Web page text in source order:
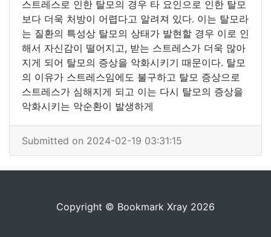
스트레스로 인한 탈모의 경우 타 요인으로 인한 탈모
보다 더욱 처방이 어렵다고 알려져 있다. 이는 탈모라
는 질환의 특성상 탈모의 상태가 발현할 경우 이로 인
해서 자신감이 떨어지고, 받는 스트레스가 더욱 많아
지게 되어 탈모의 증상을 악화시키기 때문이다. 탈모
의 이유가 스트레스임에도 불구하고 탈모 증상으로
스트레스가 심해지게 되고 이는 다시 탈모의 증상을
악화시키는 악순환이 발생하게
Submitted on 2024-02-19 03:31:15
Copyright © Bookmark Xray 2026